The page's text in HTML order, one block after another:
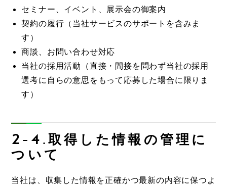
セミナー、イベント、展示会の御案内
契約の履行（当社サービスのサポートを含みま
す）
商談、お問い合わせ対応
当社の採用活動（直接・間接を問わず当社の採用
選考に自らの意思をもって応募した場合に限りま
す）
2-4.取得した情報の管理に
ついて
当社は、収集した情報を正確かつ最新の内容に保つよ